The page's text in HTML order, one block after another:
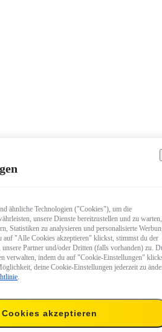
ähnliche Technologien ("Cookies"), um die
unsere Dienste bereitzustellen und zu warten,
Statistiken zu analysieren und personalisierte
auf "Alle Cookies akzeptieren" klickst, stimmst du der
Partner und/oder Dritten (falls vorhanden) zu.
verwalten, indem du auf "Cookie-Einstellungen"
deine Cookie-Einstellungen jederzeit zu
.
akzeptieren